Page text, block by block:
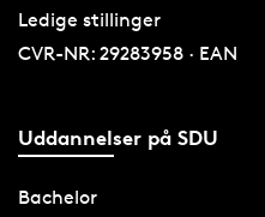
Ledige stillinger
CVR-NR: 29283958 · EAN
Uddannelser på SDU
Bachelor